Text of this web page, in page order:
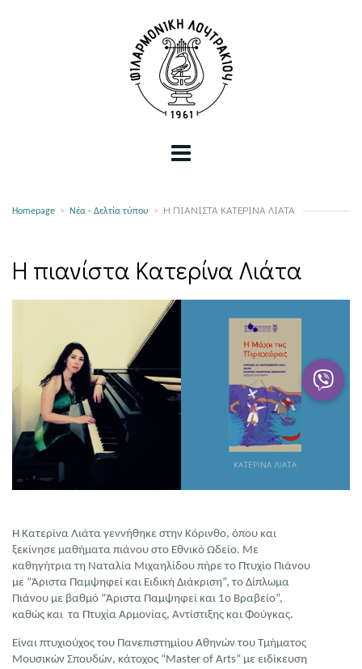
Homepage > Νέα - Δελτία τύπου > Η ΠΙΑΝΊΣΤΑ ΚΑΤΕΡΊΝΑ ΛΙΆΤΑ
Η πιανίστα Κατερίνα Λιάτα
Η Κατερίνα Λιάτα γεννήθηκε στην Κόρινθο, όπου και
ξεκίνησε μαθήματα πιάνου στο Εθνικό Ωδείο. Με
καθηγήτρια τη Ναταλία Μιχαηλίδου πήρε το Πτυχίο Πιάνου
με “Άριστα Παμψηφεί και Ειδική Διάκριση”, το Δίπλωμα
Πιάνου με βαθμό “Άριστα Παμψηφεί και 1ο Βραβείο”,
καθώς και τα Πτυχία Αρμονίας, Αντίστιξης και Φούγκας.
Είναι πτυχιούχος του Πανεπιστημίου Αθηνών του Τμήματος
Μουσικών Σπουδών, κάτοχος “Master of Arts” με ειδίκευση